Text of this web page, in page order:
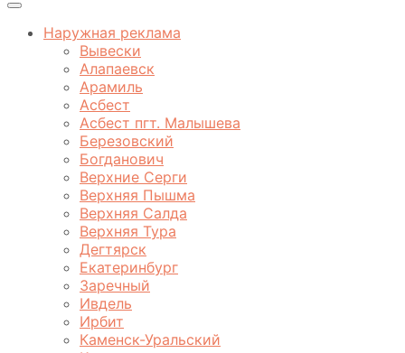
Закрыть
менюНаружная реклама
Вывески
Алапаевск
Арамиль
Асбест
Асбест пгт. Малышева
Березовский
Богданович
Верхние Серги
Верхняя Пышма
Верхняя Салда
Верхняя Тура
Дегтярск
Екатеринбург
Заречный
Ивдель
Ирбит
Каменск-Уральский